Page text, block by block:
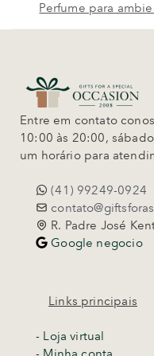
Perfume para
Entre em contato
10:00 às 20:00,
um horário para
(41) 99249-0924
R. Padre José
Google negocio
Links principais
- Loja virtual